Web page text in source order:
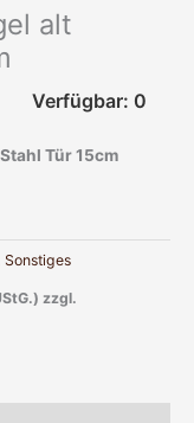
alt
Verfügbar: 0
Tür 15cm
Sonstiges
zzgl.